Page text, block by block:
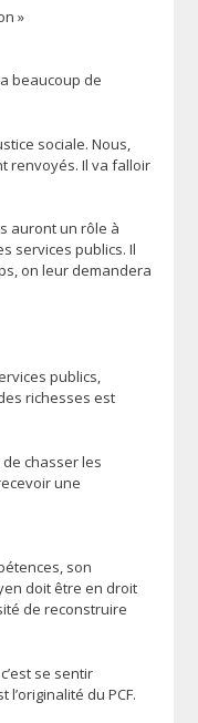
»
beaucoup de
sociale. Nous,
renvoyés. Il va falloir
auront un rôle à
services publics. Il
on leur demandera
publics,
richesses est
chasser les
une
son
doit être en droit
de reconstruire
se sentir
du PCF.